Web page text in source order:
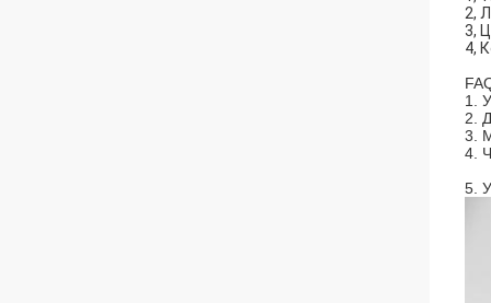
2,
3,
4,
1.
2.
3.
4.
5.